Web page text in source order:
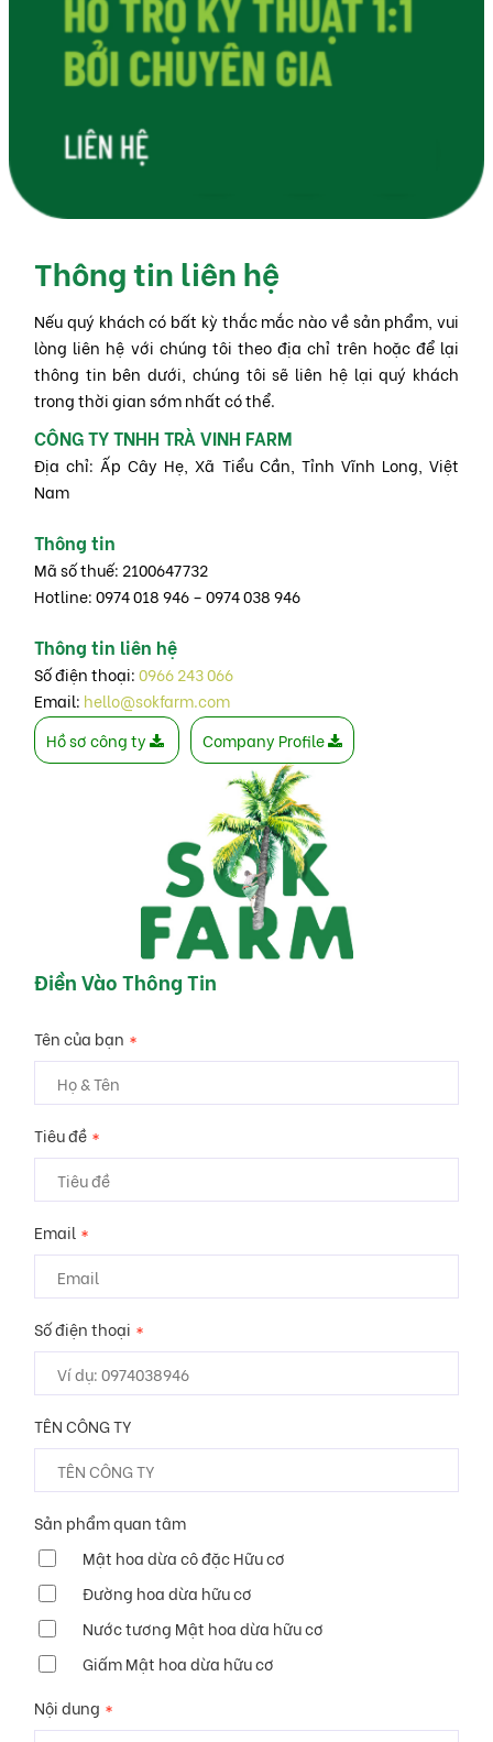
Thông tin liên hệ
Nếu quý khách có bất kỳ thắc mắc nào về sản phẩm, vui
lòng liên hệ với chúng tôi theo địa chỉ trên hoặc để lại
thông tin bên dưới, chúng tôi sẽ liên hệ lại quý khách
trong thời gian sớm nhất có thể.
CÔNG TY TNHH TRÀ VINH FARM
Địa chỉ: Ấp Cây Hẹ, Xã Tiểu Cần, Tỉnh Vĩnh Long, Việt
Nam
Thông tin
Mã số thuế: 2100647732
Hotline: 0974 018 946 – 0974 038 946
Thông tin liên hệ
Số điện thoại:0966 243 066
Email: hello@sokfarm.com
Hồ sơ công ty
Company Profile
Điền Vào Thông Tin
Tên của bạn *
Tiêu đề *
Email *
Số điện thoại *
TÊN CÔNG TY
Sản phẩm quan tâm
Mật hoa dừa cô đặc Hữu cơ
Đường hoa dừa hữu cơ
Nước tương Mật hoa dừa hữu cơ
Giấm Mật hoa dừa hữu cơ
Nội dung *